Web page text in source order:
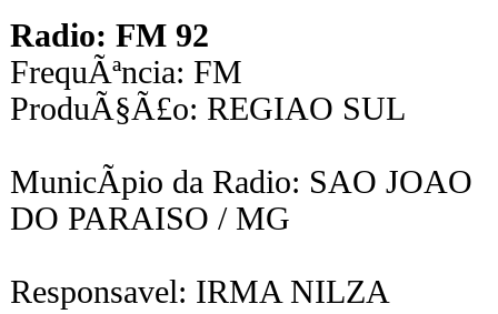
Radio: FM 92
FrequÃªncia: FM
ProduÃ§Ã£o: REGIAO SUL
MunicÃ­pio da Radio: SAO JOAO
DO PARAISO / MG
Responsavel: IRMA NILZA